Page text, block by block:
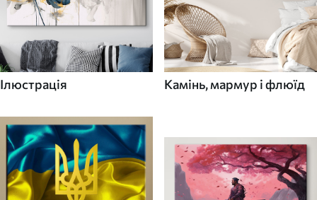
Ілюстрація Камінь, мармур і флюїд